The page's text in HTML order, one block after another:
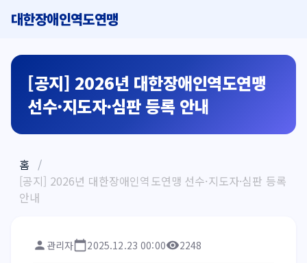
대한장애인역도연맹
[공지] 2026년 대한장애인역도연맹
선수·지도자·심판 등록 안내
홈 /
[공지] 2026년 대한장애인역도연맹 선수·지도자·심판 등록
안내
관리자 2025.12.23 00:00 2248